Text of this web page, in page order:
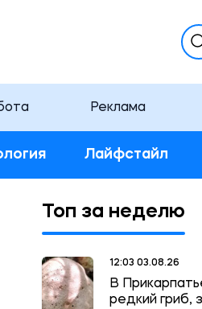
Реклама
Лайфстайл
Топ за неделю
12:03 03.08.26
В
редкий гриб,